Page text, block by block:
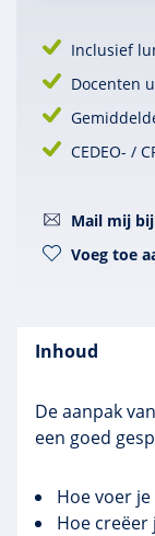
Inclusief
Docenten
CEDEO- /
Mail mij
Voeg toe
Inhoud
De aanpak
een goed
Hoe voer
Hoe creëer